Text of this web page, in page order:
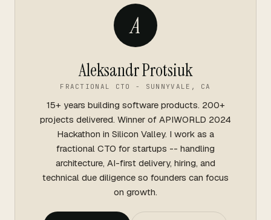
A
Aleksandr Protsiuk
FRACTIONAL CTO - SUNNYVALE, CA
15+ years building software products. 200+
projects delivered. Winner of APIWORLD 2024
Hackathon in Silicon Valley. I work as a
fractional CTO for startups -- handling
architecture, AI-first delivery, hiring, and
technical due diligence so founders can focus
on growth.